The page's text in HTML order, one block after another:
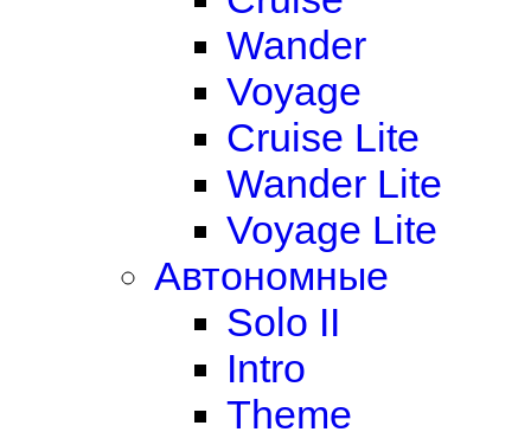
Wander
Voyage
Cruise Lite
Wander Lite
Voyage Lite
Автономные
Solo II
Intro
Theme